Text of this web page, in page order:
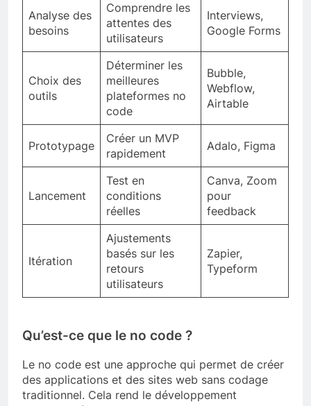
Analyse des
besoins
Comprendre les
attentes des
utilisateurs
Interviews,
Google Forms
Choix des
outils
Déterminer les
meilleures
plateformes no
code
Bubble,
Webflow,
Airtable
Prototypage
Créer un MVP
rapidement
Adalo, Figma
Lancement
Test en
conditions
réelles
Canva, Zoom
pour
feedback
Itération
Ajustements
basés sur les
retours
utilisateurs
Zapier,
Typeform
Qu’est-ce que le no code ?
Le no code est une approche qui permet de créer
des applications et des sites web sans codage
traditionnel. Cela rend le développement